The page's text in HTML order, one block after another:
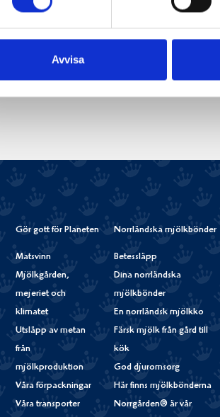
Avvisa
Gör gott för Planeten
Matsvinn
Mjölkgården,
mejeriet och
klimatet
Utsläpp av metan
från
mjölkproduktion
Våra förpackningar
Våra transporter
Norrländska mjölkbönder
Betessläpp
Dina norrländska
mjölkbönder
En norrländsk mjölkko
Färsk mjölk från gård till
kök
God djuromsorg
Här finns mjölkbönderna
Norrgården® är vår